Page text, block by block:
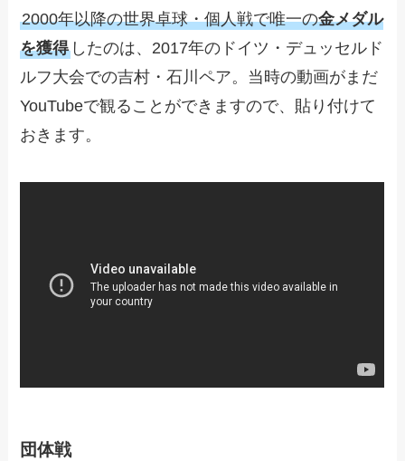
2000年以降の世界卓球・個人戦で唯一の金メダル
を獲得 したのは、2017年のドイツ・デュッセルド
ルフ大会での吉村・石川ペア。当時の動画がまだ
YouTubeで観ることができますので、貼り付けて
おきます。
団体戦